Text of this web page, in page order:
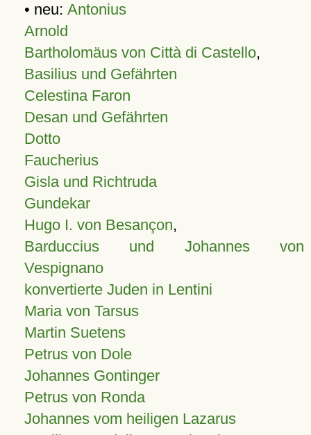
• neu: Antonius
Arnold
Bartholomäus von Città di Castello,
Basilius und Gefährten
Celestina Faron
Desan und Gefährten
Dotto
Faucherius
Gisla und Richtruda
Gundekar
Hugo I. von Besançon,
Barduccius und Johannes von
Vespignano
konvertierte Juden in Lentini
Maria von Tarsus
Martin Suetens
Petrus von Dole
Johannes Gontinger
Petrus von Ronda
Johannes vom heiligen Lazarus